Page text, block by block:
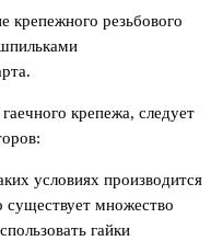
крепежного резьбового
крепежа, следует
условиях производится
множество
гайки